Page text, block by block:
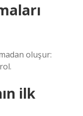
oluşur:
ilk